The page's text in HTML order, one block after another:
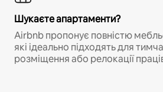
Шукаєте апартаменти?
Airbnb пропонує повністю
які ідеально підходять для
розміщення або релокації